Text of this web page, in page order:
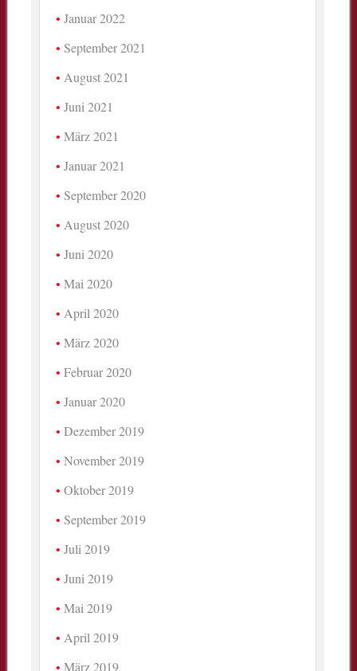
Januar 2022
September 2021
August 2021
Juni 2021
März 2021
Januar 2021
September 2020
August 2020
Juni 2020
Mai 2020
April 2020
März 2020
Februar 2020
Januar 2020
Dezember 2019
November 2019
Oktober 2019
September 2019
Juli 2019
Juni 2019
Mai 2019
April 2019
März 2019